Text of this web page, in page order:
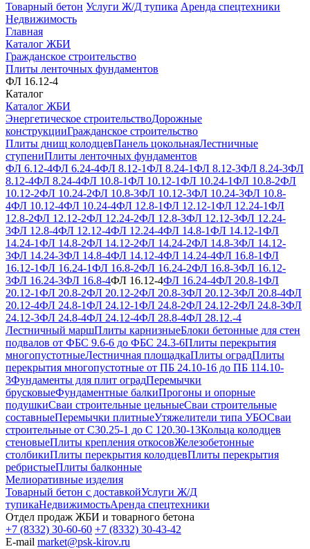
Товарный бетон Услуги Ж/Д тупика Аренда спецтехники
Недвижимость
Главная
Каталог ЖБИ
Гражданское строительство
Плиты ленточных фундаментов
ФЛ 16.12-4
Каталог
Каталог ЖБИ
Энергетическое строительствоДорожные
конструкцииГражданское строительство
Плиты днищ колодцевПанель цокольнаяЛестничные
ступениПлиты ленточных фундаментов
ФЛ 6.12-4ФЛ 6.24-4ФЛ 8.12-1ФЛ 8.24-1ФЛ 8.12-3ФЛ 8.24-3ФЛ
8.12-4ФЛ 8.24-4ФЛ 10.8-1ФЛ 10.12-1ФЛ 10.24-1ФЛ 10.8-2ФЛ
10.12-2ФЛ 10.24-2ФЛ 10.8-3ФЛ 10.12-3ФЛ 10.24-3ФЛ 10.8-
4ФЛ 10.12-4ФЛ 10.24-4ФЛ 12.8-1ФЛ 12.12-1ФЛ 12.24-1ФЛ
12.8-2ФЛ 12.12-2ФЛ 12.24-2ФЛ 12.8-3ФЛ 12.12-3ФЛ 12.24-
3ФЛ 12.8-4ФЛ 12.12-4ФЛ 12.24-4ФЛ 14.8-1ФЛ 14.12-1ФЛ
14.24-1ФЛ 14.8-2ФЛ 14.12-2ФЛ 14.24-2ФЛ 14.8-3ФЛ 14.12-
3ФЛ 14.24-3ФЛ 14.8-4ФЛ 14.12-4ФЛ 14.24-4ФЛ 16.8-1ФЛ
16.12-1ФЛ 16.24-1ФЛ 16.8-2ФЛ 16.24-2ФЛ 16.8-3ФЛ 16.12-
3ФЛ 16.24-3ФЛ 16.8-4ФЛ 16.12-4ФЛ 16.24-4ФЛ 20.8-1ФЛ
20.12-1ФЛ 20.8-2ФЛ 20.12-2ФЛ 20.8-3ФЛ 20.12-3ФЛ 20.8-4ФЛ
20.12-4ФЛ 24.8-1ФЛ 24.12-1ФЛ 24.8-2ФЛ 24.12-2ФЛ 24.8-3ФЛ
24.12-3ФЛ 24.8-4ФЛ 24.12-4ФЛ 28.8-4ФЛ 28.12.-4
Лестничный маршПлиты карнизныеБлоки бетонные для стен
подвалов от ФБС 9.6-6 до ФБС 24.3-6Плиты перекрытия
многопустотныеЛестничная площадкаПлиты оградПлиты
перекрытия многопустотные от ПБ 24.10-16 до ПБ 114.10-
3Фундаменты для плит оградПеремычки
брусковыеФундаментные балкиПрогоны и опорные
подушкиСваи строительные цельныеСваи строительные
составныеПеремычки плитныеУтяжелители типа УБОСваи
строительные от С30.25-1 до С 120.30-13Кольца колодцев
стеновыеПлиты крепления откосовЖелезобетонные
столбикиПлиты перекрытия колодцевПлиты перекрытия
ребристыеПлиты балконные
Мелиоративные изделия
Товарный бетон с доставкойУслуги Ж/Д
тупикаНедвижимостьАренда спецтехники
Отдел продаж ЖБИ и товарного бетона
+7 (8332) 30-60-60 +7 (8332) 30-43-42
E-mail market@psk-kirov.ru